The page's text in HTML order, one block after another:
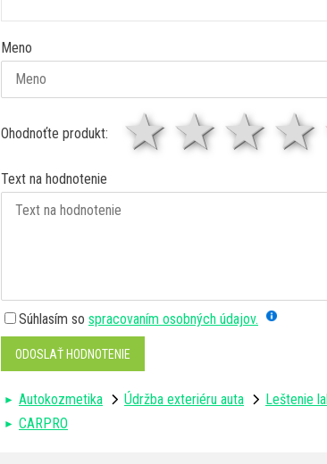
Meno
Ohodnoťte produkt: 3
2
1
Text na hodnotenie
Súhlasím so spracovaním osobných údajov.
ODOSLAŤ HODNOTENIE
Autokozmetika Údržba exteriéru auta Leštenie
CARPRO